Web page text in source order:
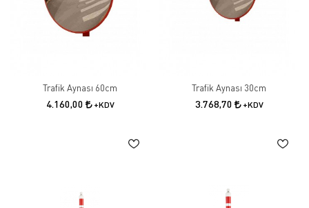
Trafik Aynası 60cm
4.160,00 +KDV
Trafik Aynası 30cm
3.768,70 +KDV